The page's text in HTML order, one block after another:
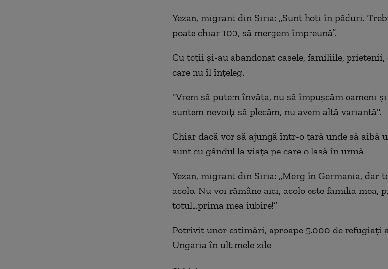
Yezan, migrant din Siria: „Sunt hoţi în păduri.
poate chiar 100, să mergem împreună”.
Cu toţii şi-au abandonat casele, familiile,
care nu îl înţeleg.
"Vrem să putem învăţa, nu să împuşcăm oameni
suntem nevoiţi să plecăm, nu avem altă variantă".
Chiar dacă vor să ajungă într-o ţară unde să aibă
sunt cu gândul la viaţa pe care o lasă în urmă.
Yezan, migrant din Siria: „Merg în Germania, dar
acolo. Nu voi rămâne aici, acolo este familia mea,
totul...prima mea iubire!”
Potrivit unor estimări, aproape 5.000 de refugiaţi
Ungaria în ultimele zile.